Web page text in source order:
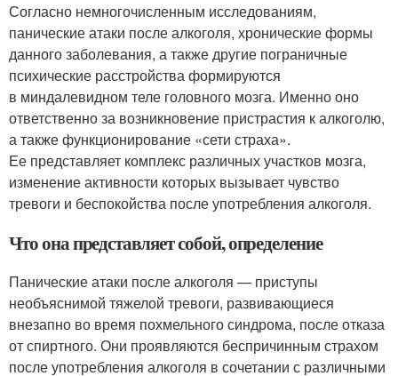
Согласно немногочисленным исследованиям,
панические атаки после алкоголя, хронические формы
данного заболевания, а также другие пограничные
психические расстройства формируются
в миндалевидном теле головного мозга. Именно оно
ответственно за возникновение пристрастия к алкоголю,
а также функционирование «сети страха».
Ее представляет комплекс различных участков мозга,
изменение активности которых вызывает чувство
тревоги и беспокойства после употребления алкоголя.
Что она представляет собой, определение
Панические атаки после алкоголя — приступы
необъяснимой тяжелой тревоги, развивающиеся
внезапно во время похмельного синдрома, после отказа
от спиртного. Они проявляются беспричинным страхом
после употребления алкоголя в сочетании с различными